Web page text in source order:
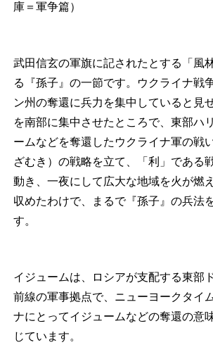
庫＝軍争篇）
武田信玄の軍旗に記されたとする「風
る『孫子』の一節です。ウクライナ戦
ン州の奪還に兵力を集中していると見
を南部に集中させたところで、東部ハ
ームなどを奪還したウクライナ軍の戦
ざむき）の戦略を立て、「利」である
動き、一夜にして広大な地域を火が燃
収めたわけで、まるで『孫子』の兵法
す。
イジュームは、ロシアが支配する東部
前線の軍事拠点で、ニューヨークタイ
ナにとってイジュームなどの奪還の意
じています。